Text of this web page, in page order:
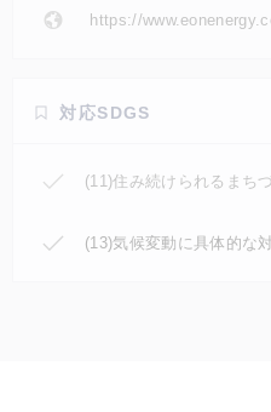
https://
対応SDGS
(11)住み続けられるまち
(13)気候変動に具体的な